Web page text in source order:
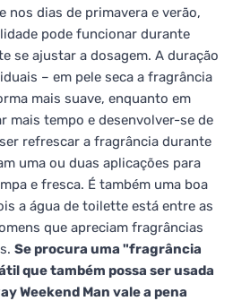
nos dias de primavera e verão,
pode funcionar durante
se ajustar a dosagem. A duração
– em pele seca a fragrância
mais suave, enquanto em
mais tempo e desenvolver-se de
refrescar a fragrância durante
uma ou duas aplicações para
e fresca. É também uma boa
a água de toilette está entre as
que apreciam fragrâncias
Se procura uma "fragrância
que também possa ser usada
Weekend Man vale a pena